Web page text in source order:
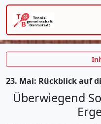
23. Mai: Rückblick auf
Überwiegend